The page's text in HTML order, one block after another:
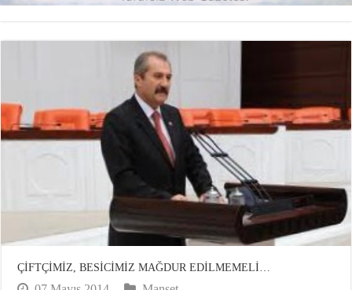
ÇİFTÇİMİZ, BESİCİMİZ MAĞDUR EDİLMEMELİ…